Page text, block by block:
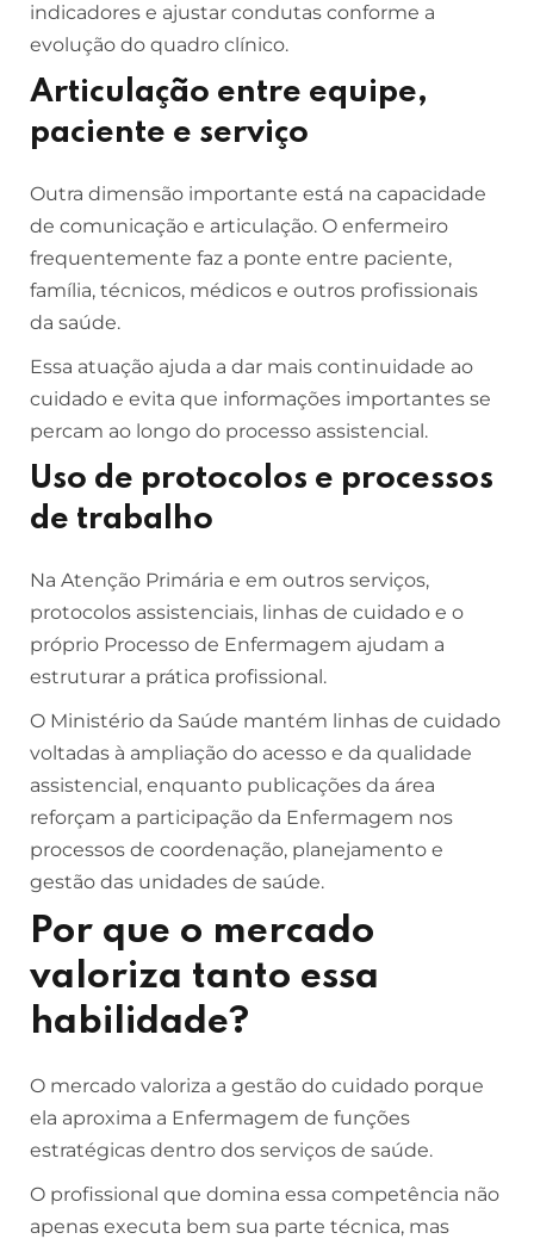
indicadores e ajustar condutas conforme a
evolução do quadro clínico.
Articulação entre equipe,
paciente e serviço
Outra dimensão importante está na capacidade
de comunicação e articulação. O enfermeiro
frequentemente faz a ponte entre paciente,
família, técnicos, médicos e outros profissionais
da saúde.
Essa atuação ajuda a dar mais continuidade ao
cuidado e evita que informações importantes se
percam ao longo do processo assistencial.
Uso de protocolos e processos
de trabalho
Na Atenção Primária e em outros serviços,
protocolos assistenciais, linhas de cuidado e o
próprio Processo de Enfermagem ajudam a
estruturar a prática profissional.
O Ministério da Saúde mantém linhas de cuidado
voltadas à ampliação do acesso e da qualidade
assistencial, enquanto publicações da área
reforçam a participação da Enfermagem nos
processos de coordenação, planejamento e
gestão das unidades de saúde.
Por que o mercado
valoriza tanto essa
habilidade?
O mercado valoriza a gestão do cuidado porque
ela aproxima a Enfermagem de funções
estratégicas dentro dos serviços de saúde.
O profissional que domina essa competência não
apenas executa bem sua parte técnica, mas